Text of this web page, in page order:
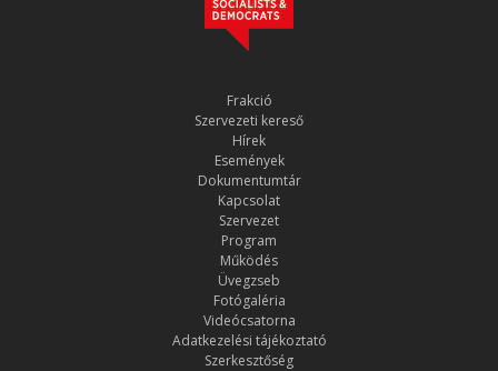
Frakció
Szervezeti kereső
Hírek
Események
Dokumentumtár
Kapcsolat
Szervezet
Program
Működés
Üvegzseb
Fotógaléria
Videócsatorna
Adatkezelési tájékoztató
Szerkesztőség